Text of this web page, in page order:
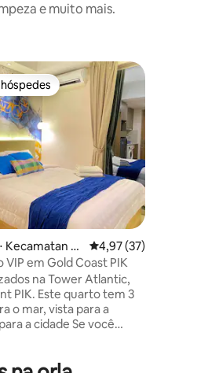
e muito mais.
de 5, 5 avaliações
Kecamatan P
4,97 de uma
4,97 (37)
VIP em Gold Coast PIK
na Tower Atlantic,
tem 3
o mar, vista para a
a cidade Se você
2. Muito limpo e